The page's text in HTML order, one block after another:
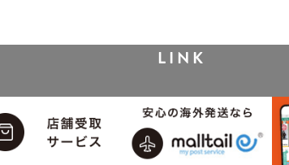
LINK